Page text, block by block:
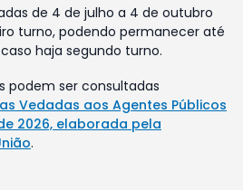
de 4 de julho a 4 de outubro
turno, podendo permanecer até
haja segundo turno.
podem ser consultadas
Vedadas aos Agentes Públicos
2026, elaborada pela
.